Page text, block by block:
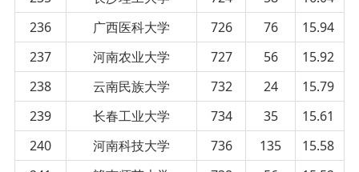
236
广西医科大学 726 76
15.94
237
河南农业大学 727 56
15.92
238
云南民族大学 732 24
15.79
239
长春工业大学 734 35
15.61
240
河南科技大学 736 135
15.58